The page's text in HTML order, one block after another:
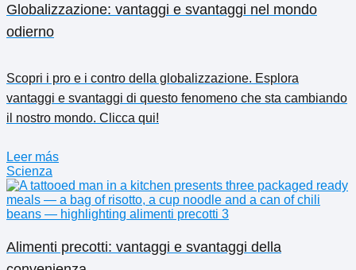
Globalizzazione: vantaggi e svantaggi nel mondo
odierno
Scopri i pro e i contro della globalizzazione. Esplora
vantaggi e svantaggi di questo fenomeno che sta cambiando
il nostro mondo. Clicca qui!
Leer más
Scienza
Alimenti precotti: vantaggi e svantaggi della